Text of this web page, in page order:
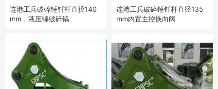
连港工兵破碎锤钎杆直径140
mm，液压锤破碎镐
连港工兵破碎锤钎杆直径135
mm内置主控换向阀